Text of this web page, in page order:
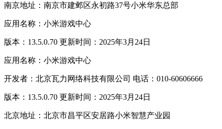
南京地址：南京市建邺区永初路37号小米华东总部
应用名称：小米游戏中心
版本：13.5.0.70 更新时间：2025年3月24日
应用名称：小米游戏中心
开发者：北京瓦力网络科技有限公司 电话：010-60606666
版本：13.5.0.70 更新时间：2025年3月24日
北京地址：北京市昌平区安居路小米智慧产业园